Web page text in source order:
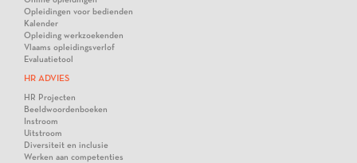
Opleidingen voor bedienden
Kalender
Opleiding werkzoekenden
Vlaams opleidingsverlof
Evaluatietool
HR ADVIES
HR Projecten
Beeldwoordenboeken
Instroom
Uitstroom
Diversiteit en inclusie
Werken aan competenties